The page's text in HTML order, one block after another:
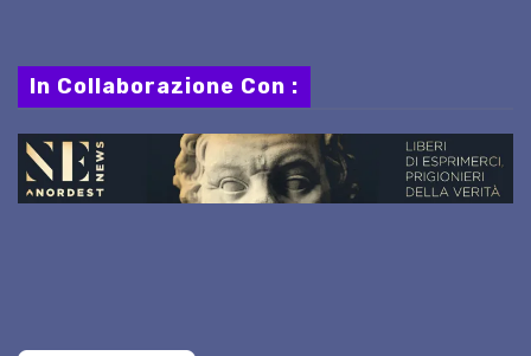
In Collaborazione Con :